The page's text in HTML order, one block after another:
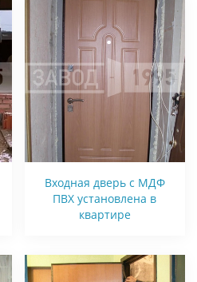
Входная дверь с МДФ
ПВХ установлена в
квартире